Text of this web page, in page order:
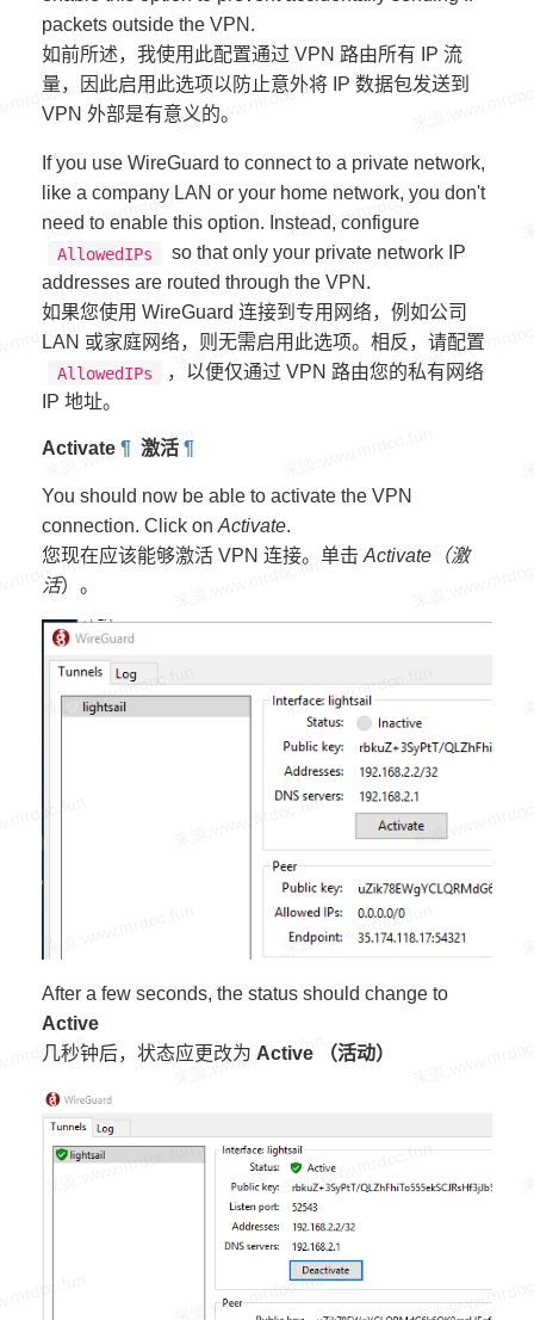
packets outside the VPN.
如前所述，我使用此配置通过 VPN 路由所有 IP 流
量，因此启用此选项以防止意外将 IP 数据包发送到
VPN 外部是有意义的。
If you use WireGuard to connect to a private network,
like a company LAN or your home network, you don't
need to enable this option. Instead, configure
AllowedIPs
so that only your private network IP
addresses are routed through the VPN.
如果您使用 WireGuard 连接到专用网络，例如公司
LAN 或家庭网络，则无需启用此选项。相反，请配置
AllowedIPs
，以便仅通过 VPN 路由您的私有网络
IP 地址。
Activate ¶ 激活 ¶
You should now be able to activate the VPN
connection. Click onActivate.
您现在应该能够激活 VPN 连接。单击Activate（激
活）。
After a few seconds, the status should change to
Active
几秒钟后，状态应更改为 Active （活动）